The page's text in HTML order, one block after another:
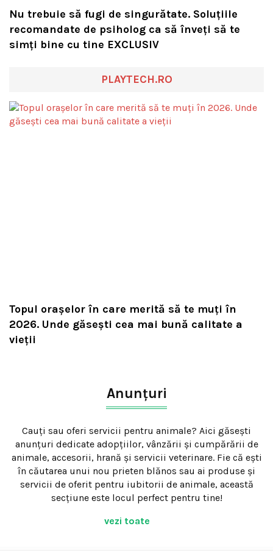
Nu trebuie să fugi de singurătate. Soluțiile
recomandate de psiholog ca să înveți să te
simți bine cu tine EXCLUSIV
PLAYTECH.RO
Topul orașelor în care merită să te muți în
2026. Unde găsești cea mai bună calitate a
vieții
Anunțuri
Cauți sau oferi servicii pentru animale? Aici găsești
anunțuri dedicate adopțiilor, vânzării și cumpărării de
animale, accesorii, hrană și servicii veterinare. Fie că ești
în căutarea unui nou prieten blănos sau ai produse și
servicii de oferit pentru iubitorii de animale, această
secțiune este locul perfect pentru tine!
vezi toate